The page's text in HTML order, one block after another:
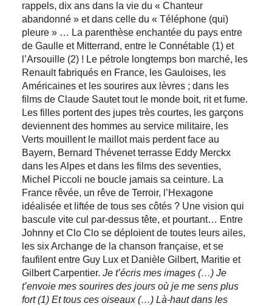
rappels, dix ans dans la vie du « Chanteur
abandonné » et dans celle du « Téléphone (qui)
pleure » … La parenthèse enchantée du pays entre
de Gaulle et Mitterrand, entre le Connétable (1) et
l’Arsouille (2) ! Le pétrole longtemps bon marché, les
Renault fabriqués en France, les Gauloises, les
Américaines et les sourires aux lèvres ; dans les
films de Claude Sautet tout le monde boit, rit et fume.
Les filles portent des jupes très courtes, les garçons
deviennent des hommes au service militaire, les
Verts mouillent le maillot mais perdent face au
Bayern, Bernard Thévenet terrasse Eddy Merckx
dans les Alpes et dans les films des seventies,
Michel Piccoli ne boucle jamais sa ceinture. La
France rêvée, un rêve de Terroir, l’Hexagone
idéalisée et liftée de tous ses côtés ? Une vision qui
bascule vite cul par-dessus tête, et pourtant… Entre
Johnny et Clo Clo se déploient de toutes leurs ailes,
les six Archange de la chanson française, et se
faufilent entre Guy Lux et Danièle Gilbert, Maritie et
Gilbert Carpentier. Je t’écris mes images (…) Je
t’envoie mes sourires des jours où je me sens plus
fort (1) Et tous ces oiseaux (…) Là-haut dans les